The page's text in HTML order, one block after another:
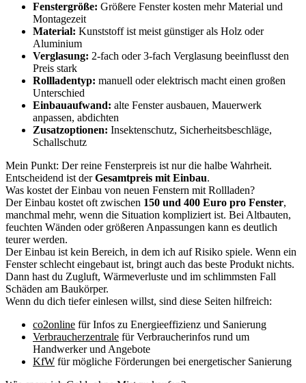
Fenstergröße: Größere Fenster kosten mehr Material und
Montagezeit
Material: Kunststoff ist meist günstiger als Holz oder
Aluminium
Verglasung: 2-fach oder 3-fach Verglasung beeinflusst den
Preis stark
Rollladentyp: manuell oder elektrisch macht einen großen
Unterschied
Einbauaufwand: alte Fenster ausbauen, Mauerwerk
anpassen, abdichten
Zusatzoptionen: Insektenschutz, Sicherheitsbeschläge,
Schallschutz
Mein Punkt: Der reine Fensterpreis ist nur die halbe Wahrheit.
Entscheidend ist derGesamtpreis mit Einbau.
Was kostet der Einbau von neuen Fenstern mit Rollladen?
Der Einbau kostet oft zwischen 150 und 400 Euro pro Fenster,
manchmal mehr, wenn die Situation kompliziert ist. Bei Altbauten,
feuchten Wänden oder größeren Anpassungen kann es deutlich
teurer werden.
Der Einbau ist kein Bereich, in dem ich auf Risiko spiele. Wenn ein
Fenster schlecht eingebaut ist, bringt auch das beste Produkt nichts.
Dann hast du Zugluft, Wärmeverluste und im schlimmsten Fall
Schäden am Baukörper.
Wenn du dich tiefer einlesen willst, sind diese Seiten hilfreich:
co2online für Infos zu Energieeffizienz und Sanierung
Verbraucherzentrale für Verbraucherinfos rund um
Handwerker und Angebote
KfW für mögliche Förderungen bei energetischer Sanierung